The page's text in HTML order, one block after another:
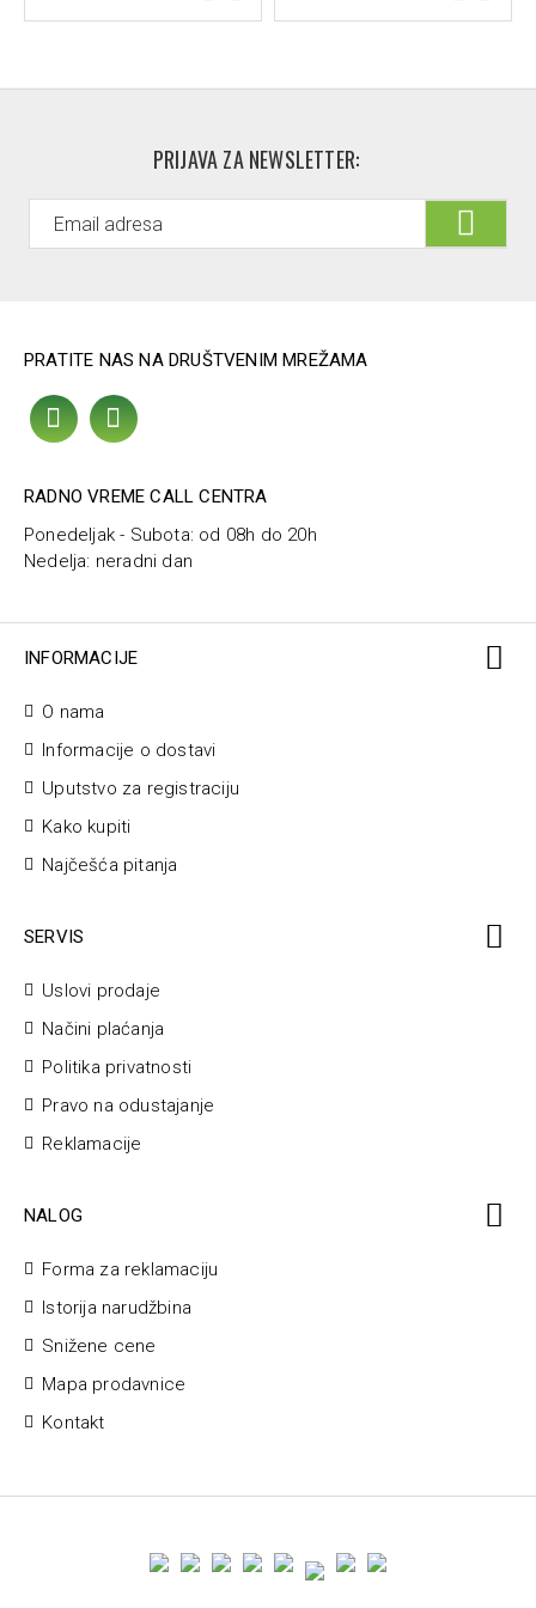
PRIJAVA ZA NEWSLETTER:
PRATITE NAS NA DRUŠTVENIM MREŽAMA
RADNO VREME CALL CENTRA
Ponedeljak - Subota: od 08h do 20h
Nedelja: neradni dan
INFORMACIJE
O nama
Informacije o dostavi
Uputstvo za registraciju
Kako kupiti
Najčešća pitanja
SERVIS
Uslovi prodaje
Načini plaćanja
Politika privatnosti
Pravo na odustajanje
Reklamacije
NALOG
Forma za reklamaciju
Istorija narudžbina
Snižene cene
Mapa prodavnice
Kontakt